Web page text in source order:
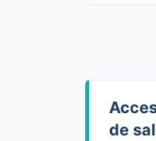
de